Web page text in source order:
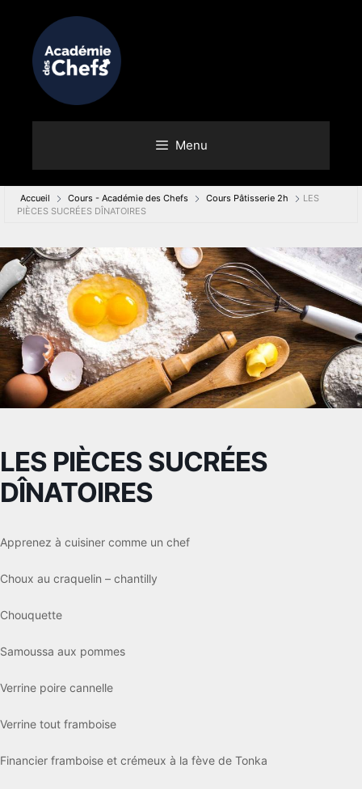
Menu
Accueil Cours - Académie des Chefs Cours Pâtisserie 2h
LES
PIÈCES SUCRÉES DÎNATOIRES
LES PIÈCES SUCRÉES
DÎNATOIRES
Apprenez à cuisiner comme un chef
Choux au craquelin – chantilly
Chouquette
Samoussa aux pommes
Verrine poire cannelle
Verrine tout framboise
Financier framboise et crémeux à la fève de Tonka